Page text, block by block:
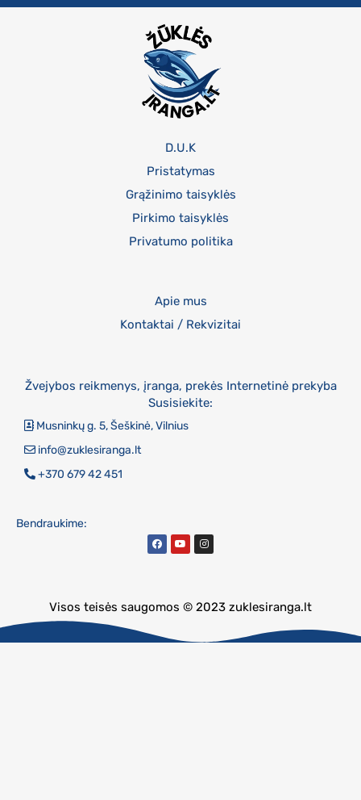
D.U.K
Pristatymas
Grąžinimo taisyklės
Pirkimo taisyklės
Privatumo politika
Apie mus
Kontaktai / Rekvizitai
Žvejybos reikmenys, įranga, prekės Internetinė prekyba
Susisiekite:
Musninkų g. 5, Šeškinė, Vilnius
info@zuklesiranga.lt
+370 679 42 451
Bendraukime:
Visos teisės saugomos © 2023 zuklesiranga.lt